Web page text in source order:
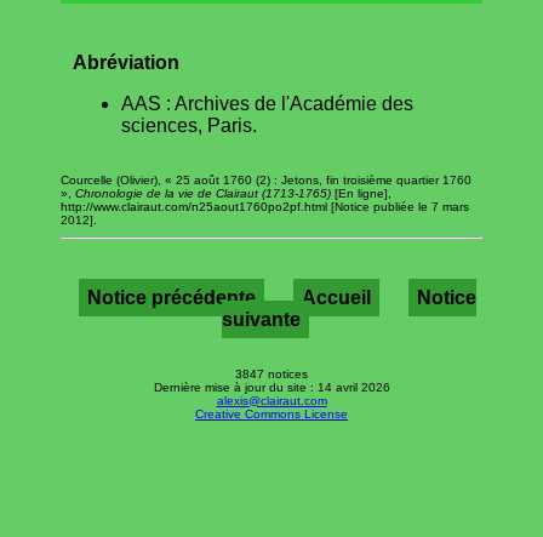
Abréviation
AAS : Archives de l'Académie des
sciences, Paris.
Courcelle (Olivier), « 25 août 1760 (2) : Jetons, fin troisième quartier 1760
», Chronologie de la vie de Clairaut (1713-1765) [En ligne],
http://www.clairaut.com/n25aout1760po2pf.html [Notice publiée le 7 mars
2012].
Notice précédente Accueil
Notice
suivante
3847 notices
Dernière mise à jour du site : 14 avril 2026
alexis@clairaut.com
Creative Commons License